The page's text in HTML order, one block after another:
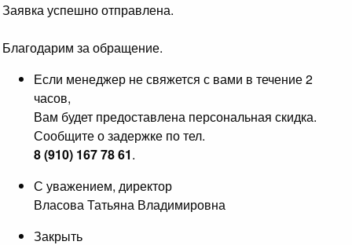
Заявка успешно отправлена.
Благодарим за обращение.
Если менеджер не свяжется с вами в течение 2
часов,
Вам будет предоставлена персональная скидка.
Сообщите о задержке по тел.
8 (910) 167 78 61.
С уважением, директор
Власова Татьяна Владимировна
Закрыть